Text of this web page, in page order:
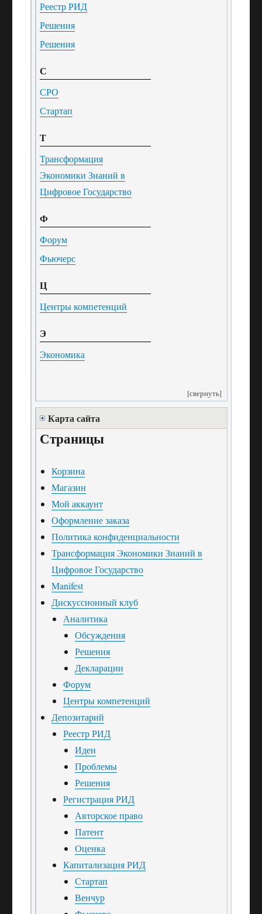
Реестр РИД
Решения
Решения
С
СРО
Стартап
Т
Трансформация
Экономики Знаний в
Цифровое Государство
Ф
Форум
Фьючерс
Ц
Центры компетенций
Э
Экономика
[свернуть]
Карта сайта
Страницы
Корзина
Магазин
Мой аккаунт
Оформление заказа
Политика конфиденциальности
Трансформация Экономики Знаний в
Цифровое Государство
Manifest
Дискуссионный клуб
Аналитика
Обсуждения
Решения
Декларации
Форум
Центры компетенций
Депозитарий
Реестр РИД
Идеи
Проблемы
Решения
Регистрация РИД
Авторское право
Патент
Оценка
Капитализация РИД
Стартап
Венчур